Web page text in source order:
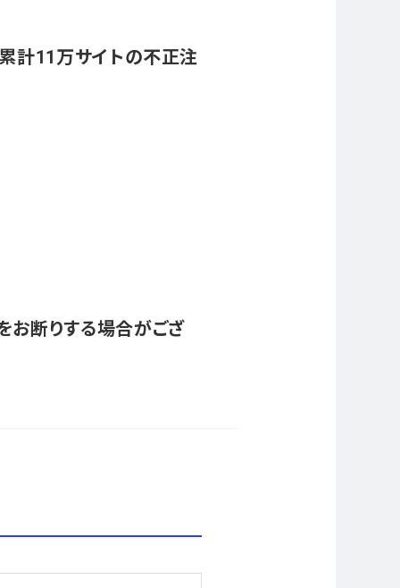
計11万サイトの不正注
お断りする場合がござ